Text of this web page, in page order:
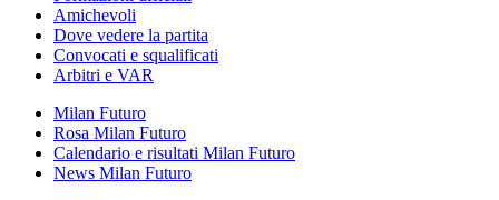
Amichevoli
Dove vedere la partita
Convocati e squalificati
Arbitri e VAR
Milan Futuro
Rosa Milan Futuro
Calendario e risultati Milan Futuro
News Milan Futuro